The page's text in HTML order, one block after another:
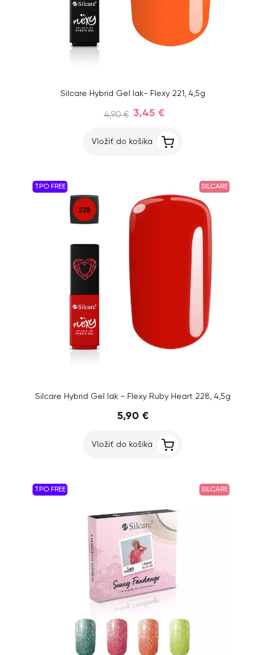
Silcare Hybrid Gel lak- Flexy 221, 4,5g
4,90 € 3,45 €
Vložiť do košíka
TPO FREE SILCARE
Silcare Hybrid Gel lak - Flexy Ruby Heart 228, 4,5g
5,90 €
Vložiť do košíka
TPO FREE SILCARE